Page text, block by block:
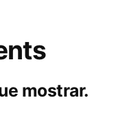
mostrar.